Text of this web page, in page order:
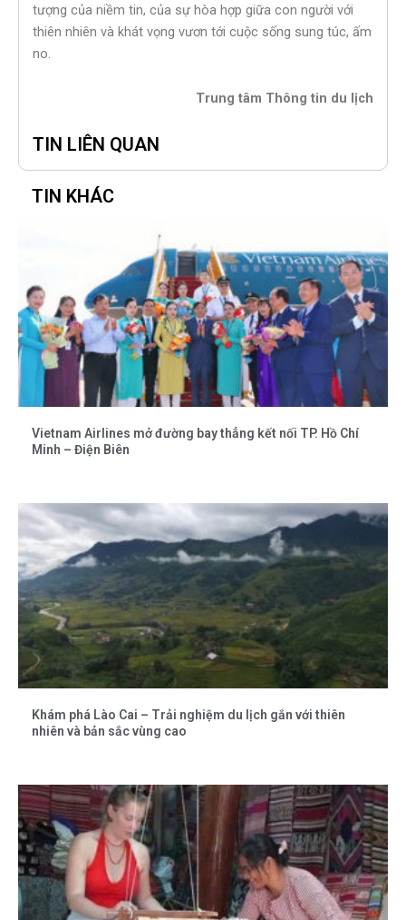
tượng của niềm tin, của sự hòa hợp giữa con người với
thiên nhiên và khát vọng vươn tới cuộc sống sung túc, ấm
no.
Trung tâm Thông tin du lịch
TIN LIÊN QUAN
TIN KHÁC
Vietnam Airlines mở đường bay thẳng kết nối TP. Hồ Chí
Minh – Điện Biên
Khám phá Lào Cai – Trải nghiệm du lịch gắn với thiên
nhiên và bản sắc vùng cao